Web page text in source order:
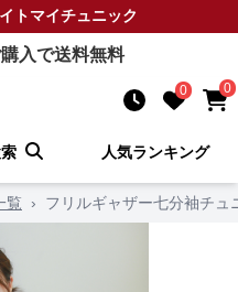
トマイチュニック
入で送料無料
0 0
人気ランキング
覧 › フリルギャザー七分袖チュ